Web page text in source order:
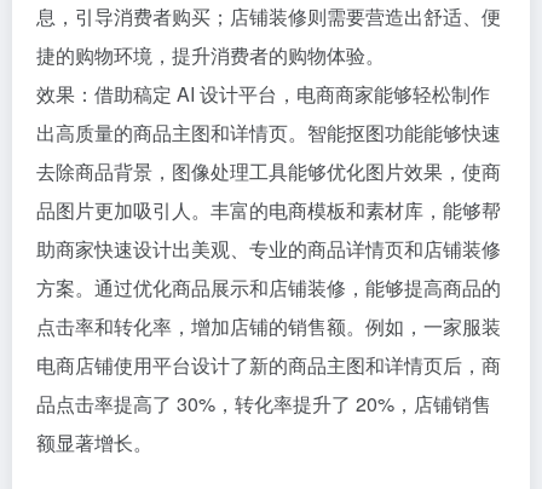
息，引导消费者购买；店铺装修则需要营造出舒适、便
捷的购物环境，提升消费者的购物体验。
效果：借助稿定 AI 设计平台，电商商家能够轻松制作
出高质量的商品主图和详情页。智能抠图功能能够快速
去除商品背景，图像处理工具能够优化图片效果，使商
品图片更加吸引人。丰富的电商模板和素材库，能够帮
助商家快速设计出美观、专业的商品详情页和店铺装修
方案。通过优化商品展示和店铺装修，能够提高商品的
点击率和转化率，增加店铺的销售额。例如，一家服装
电商店铺使用平台设计了新的商品主图和详情页后，商
品点击率提高了 30%，转化率提升了 20%，店铺销售
额显著增长。